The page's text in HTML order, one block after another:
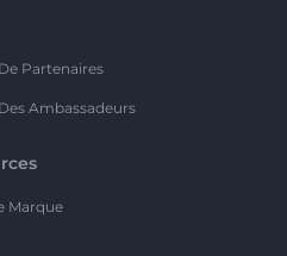
Partenaires
Ambassadeurs
Marque